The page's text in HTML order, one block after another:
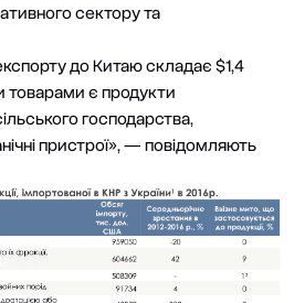
сектору та
до Китаю складає $1,4
товарами є продукти
господарства,
пристрої», — повідомляють